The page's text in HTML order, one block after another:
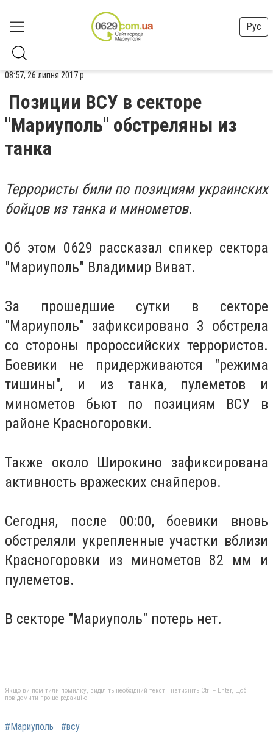
Рус
08:57, 26 липня 2017 р.
Позиции ВСУ в секторе
"Мариуполь" обстреляны из
танка
Террористы били по позициям украинских
бойцов из танка и минометов.
Об этом 0629 рассказал спикер сектора
"Мариуполь" Владимир Виват.
За прошедшие сутки в секторе
"Мариуполь" зафиксировано 3 обстрела
со стороны пророссийских террористов.
Боевики не придерживаются "режима
тишины", и из танка, пулеметов и
минометов бьют по позициям ВСУ в
районе Красногоровки.
Также около Широкино зафиксирована
активность вражеских снайперов.
Сегодня, после 00:00, боевики вновь
обстреляли укрепленные участки вблизи
Красногоровки из минометов 82 мм и
пулеметов.
В секторе "Мариуполь" потерь нет.
Якщо ви помітили помилку, виділіть необхідний текст і натисніть Ctrl + Enter, щоб
повідомити про це редакцію
#Мариуполь #всу